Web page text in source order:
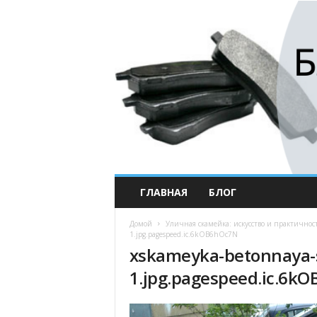
ГЛАВНАЯ БЛОГ
Домой
Уличная скамейка: искусство и
1.jpg.pagespeed.ic.6kOB6hOc7N
xskameyka-